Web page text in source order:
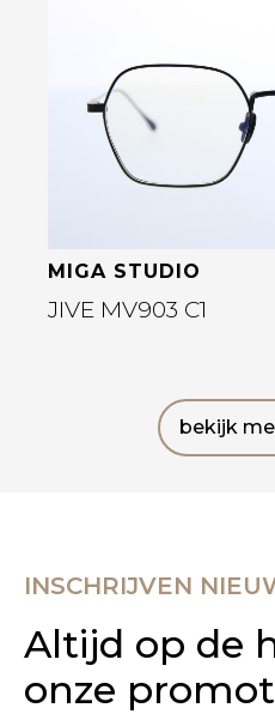
MIGA STUDIO
JIVE MV903 C1
bekijk
INSCHRIJVEN
Altijd op de
onze